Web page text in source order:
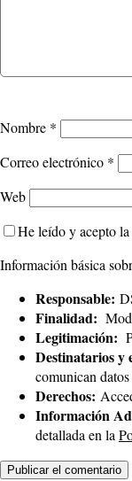
Nombre *
Correo electrónico *
Web
He leído y acepto la
Información básica
Responsable:
Finalidad:
Legitimación:
Destinatarios y
comunican
Derechos:
Información
detallada en la